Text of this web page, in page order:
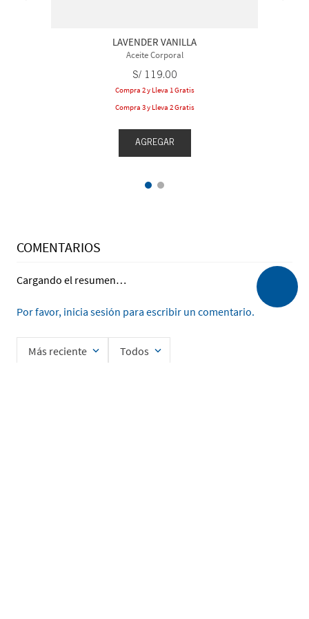
LAVENDER VANILLA
Aceite Corporal
S/ 119.00
Compra 2 y Lleva 1 Gratis
Compra 3 y Lleva 2 Gratis
AGREGAR
COMENTARIOS
Cargando el resumen…
Por favor, inicia sesión para escribir un comentario.
Más reciente Todos